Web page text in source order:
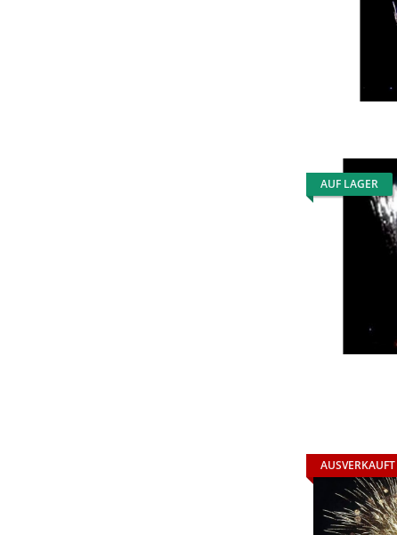
AUF LAGER
AUSVERKAUFT